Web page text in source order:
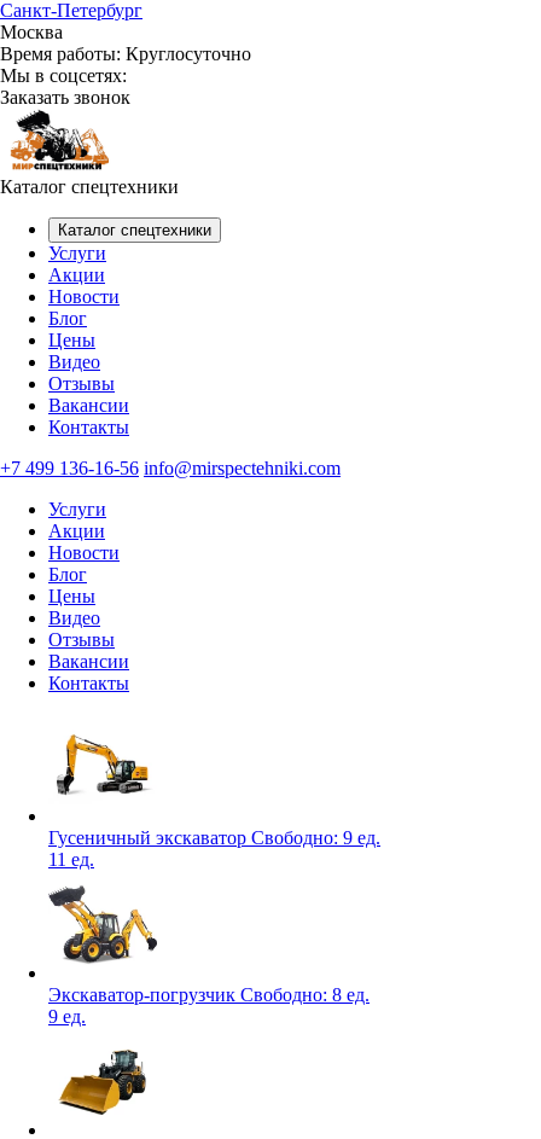
Санкт-Петербург
Москва
Время работы: Круглосуточно
Мы в соцсетях:
Заказать звонок
Каталог спецтехники
Каталог спецтехники
Услуги
Акции
Новости
Блог
Цены
Видео
Отзывы
Вакансии
Контакты
+7 499 136-16-56 info@mirspectehniki.com
Услуги
Акции
Новости
Блог
Цены
Видео
Отзывы
Вакансии
Контакты
Гусеничный экскаватор Свободно: 9 ед.
11 ед.
Экскаватор-погрузчик Свободно: 8 ед.
9 ед.